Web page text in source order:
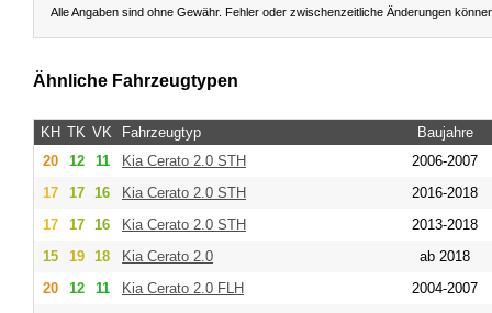
Alle Angaben sind ohne Gewähr. Fehler oder zwischenzeitliche Änderungen
Ähnliche Fahrzeugtypen
KH TK VK Fahrzeugtyp
Baujahre
20
12 11 Kia Cerato 2.0 STH 2006-2007
17
17 16 Kia Cerato 2.0 STH 2016-2018
17
17 16 Kia Cerato 2.0 STH 2013-2018
15
19 18 Kia Cerato 2.0 ab 2018
20
12 11 Kia Cerato 2.0 FLH 2004-2007